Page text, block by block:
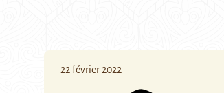
22 février 2022